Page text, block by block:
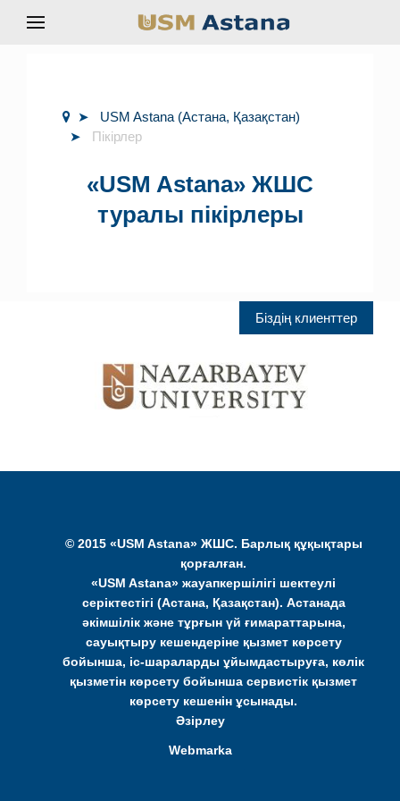
USM Astana (Астана, Қазақстан)
Пікірлер
«USM Astana» ЖШС
туралы пікірлеры
Біздің клиенттер
© 2015 «USM Astana» ЖШС. Барлық құқықтары
қорғалған.
«USM Astana» жауапкершілігі шектеулі
серіктестігі (Астана, Қазақстан). Астанада
әкімшілік және тұрғын үй ғимараттарына,
сауықтыру кешендеріне қызмет көрсету
бойынша, іс-шараларды ұйымдастыруға, көлік
қызметін көрсету бойынша сервистік қызмет
көрсету кешенін ұсынады.
Әзірлеу
Webmarka